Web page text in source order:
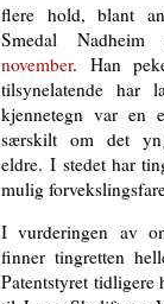
flere hold, blant
Smedal
november. Han
tilsynelatende har
kjennetegn var en
særskilt om det
eldre. I stedet har
mulig
I vurderingen av
finner tingretten
Patentstyret tidligere